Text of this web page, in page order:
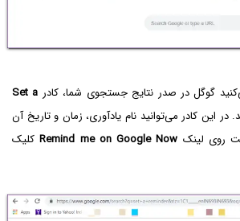
گوگل در صدر نتایج جستجوی شما، کادر Set a
این کادر می‌توانید نام یادآوری، زمان و تاریخ آن
روی لینک Remind me on Google Nowکلیک